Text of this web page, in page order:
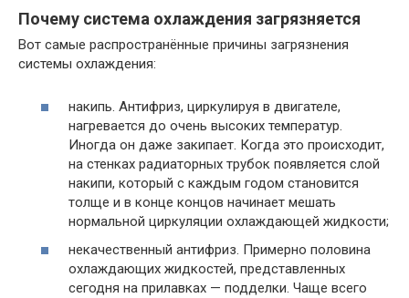
Почему система охлаждения загрязняется
Вот самые распространённые причины загрязнения
системы охлаждения:
накипь. Антифриз, циркулируя в двигателе,
нагревается до очень высоких температур.
Иногда он даже закипает. Когда это происходит,
на стенках радиаторных трубок появляется слой
накипи, который с каждым годом становится
толще и в конце концов начинает мешать
нормальной циркуляции охлаждающей жидкости;
некачественный антифриз. Примерно половина
охлаждающих жидкостей, представленных
сегодня на прилавках — подделки. Чаще всего